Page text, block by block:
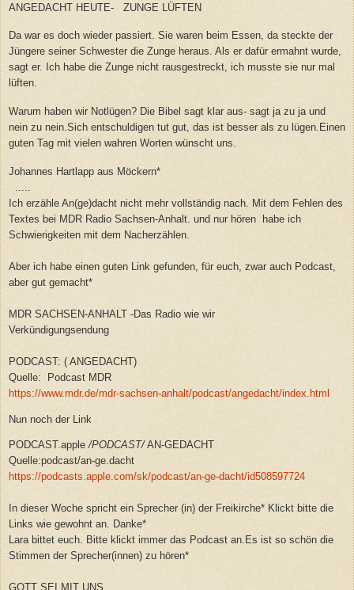
ANGEDACHT HEUTE- ZUNGE LÜFTEN
Da war es doch wieder passiert. Sie waren beim Essen, da steckte der
Jüngere seiner Schwester die Zunge heraus. Als er dafür ermahnt wurde,
sagt er. Ich habe die Zunge nicht rausgestreckt, ich musste sie nur mal
lüften.
Warum haben wir Notlügen? Die Bibel sagt klar aus- sagt ja zu ja und
nein zu nein.Sich entschuldigen tut gut, das ist besser als zu lügen.Einen
guten Tag mit vielen wahren Worten wünscht uns.
Johannes Hartlapp aus Möckern*
.....
Ich erzähle An(ge)dacht nicht mehr vollständig nach. Mit dem Fehlen des
Textes bei MDR Radio Sachsen-Anhalt. und nur hören habe ich
Schwierigkeiten mit dem Nacherzählen.
Aber ich habe einen guten Link gefunden, für euch, zwar auch Podcast,
aber gut gemacht*
MDR SACHSEN-ANHALT -Das Radio wie wir
Verkündigungsendung
PODCAST: ( ANGEDACHT)
Quelle: Podcast MDR
https://www.mdr.de/mdr-sachsen-anhalt/podcast/angedacht/index.html
Nun noch der Link
PODCAST.apple /PODCAST/AN-GEDACHT
Quelle:podcast/an-ge.dacht
https://podcasts.apple.com/sk/podcast/an-ge-dacht/id508597724
In dieser Woche spricht ein Sprecher (in) der Freikirche* Klickt bitte die
Links wie gewohnt an. Danke*
Lara bittet euch. Bitte klickt immer das Podcast an.Es ist so schön die
Stimmen der Sprecher(innen) zu hören*
GOTT SEI MIT UNS